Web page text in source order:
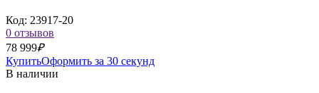
Код: 23917-20
0 отзывов
78 999₽
КупитьОформить за 30 секунд
В наличии